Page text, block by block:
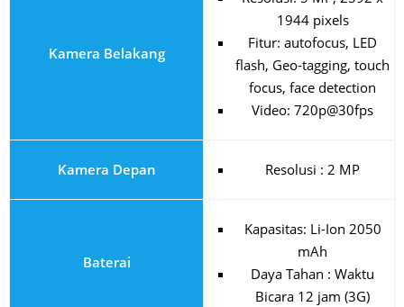
Kamera Belakang
1944 pixels
Fitur: autofocus, LED
flash, Geo-tagging, touch
focus, face detection
Video: 720p@30fps
Kamera Depan Resolusi : 2 MP
Baterai
Kapasitas: Li-Ion 2050
mAh
Daya Tahan : Waktu
Bicara 12 jam (3G)